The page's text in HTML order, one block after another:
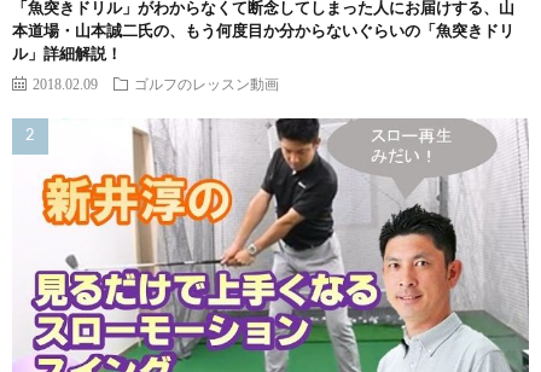
「魚突きドリル」がわからなくて断念してしまった人にお届けする、山
本道場・山本誠二氏の、もう何度目か分からないぐらいの「魚突きドリ
ル」詳細解説！
2018.02.09 ゴルフのレッスン動画